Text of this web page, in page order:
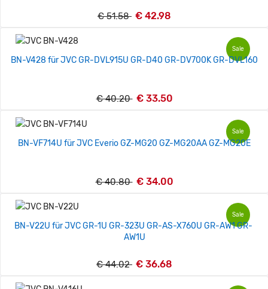
€ 51.58 € 42.98
Sale
BN-V428 für JVC GR-DVL915U GR-D40 GR-DV700K GR-DVL160
€ 40.20 € 33.50
Sale
BN-VF714U für JVC Everio GZ-MG20 GZ-MG20AA GZ-MG20E
€ 40.80 € 34.00
Sale
BN-V22U für JVC GR-1U GR-323U GR-AS-X760U GR-AW1 GR-
AW1U
€ 44.02 € 36.68